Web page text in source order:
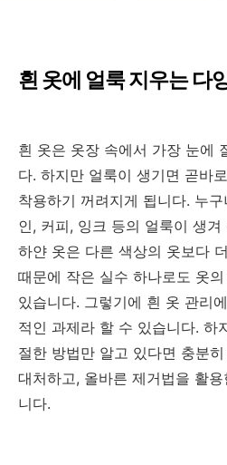
흰 옷에 얼룩 지우는 다
흰 옷은 옷장 속에서 가장 눈에
다. 하지만 얼룩이 생기면 곧바
착용하기 꺼려지게 됩니다. 누
인, 커피, 잉크 등의 얼룩이 생
하얀 옷은 다른 색상의 옷보다
때문에 작은 실수 하나로도 옷
있습니다. 그렇기에 흰 옷 관리
적인 과제라 할 수 있습니다. 하
절한 방법만 알고 있다면 충분
대처하고, 올바른 제거법을 활
니다.